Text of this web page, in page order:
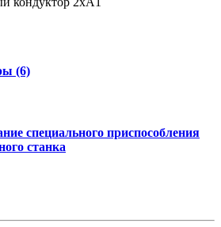
(6)
специального приспособления
станка